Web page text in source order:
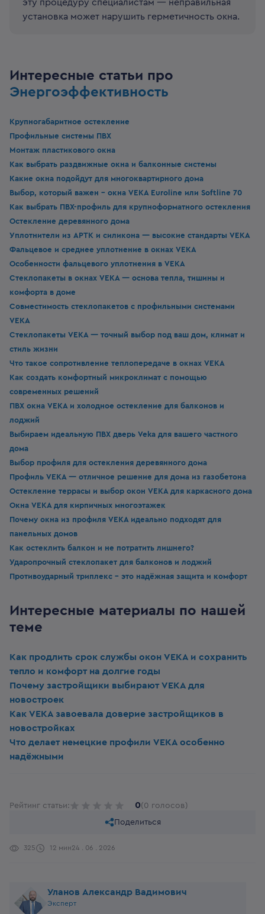
эту процедуру специалистам — неправильная
установка может нарушить герметичность окна.
Интересные статьи про
Энергоэффективность
Крупногабаритное остекление
Профильные системы ПВХ
Монтаж пластикового окна
Как выбрать раздвижные окна и балконные системы
Какие окна подойдут для многоквартирного дома
Выбор, который важен - окна VEKA Euroline или Softline 70
Как выбрать ПВХ-профиль для крупноформатного остекления
Остекление деревянного дома
Уплотнители из APTK и силикона — высокие стандарты VEKA
Фальцевое и среднее уплотнение в окнах VEKA
Особенности фальцевого уплотнения в VEKA
Стеклопакеты в окнах VEKA — основа тепла, тишины и
комфорта в доме
Совместимость стеклопакетов с профильными системами
VEKA
Стеклопакеты VEKA — точный выбор под ваш дом, климат и
стиль жизни
Что такое сопротивление теплопередаче в окнах VEKA
Как создать комфортный микроклимат с помощью
современных решений
ПВХ окна VEKA и холодное остекление для балконов и
лоджий
Выбираем идеальную ПВХ дверь Veka для вашего частного
дома
Выбор профиля для остекления деревянного дома
Профиль VEKA — отличное решение для дома из газобетона
Остекление террасы и выбор окон VEKA для каркасного дома
Окна VEKA для кирпичных многоэтажек
Почему окна из профиля VEKA идеально подходят для
панельных домов
Как остеклить балкон и не потратить лишнего?
Ударопрочный стеклопакет для балконов и лоджий
Противоударный триплекс - это надёжная защита и комфорт
Интересные материалы по нашей
теме
Как продлить срок службы окон VEKA и сохранить
тепло и комфорт на долгие годы
Почему застройщики выбирают VEKA для
новостроек
Как VEKA завоевала доверие застройщиков в
новостройках
Что делает немецкие профили VEKA особенно
надёжными
Рейтинг статьи: 0(0 голосов)
Поделиться
325 12 мин24 . 06 . 2026
Уланов Александр Вадимович
Эксперт